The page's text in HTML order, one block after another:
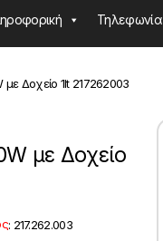
Τηλεφωνία
Δοχείο 1lt 217262003
με Δοχείο
: 217.262.003